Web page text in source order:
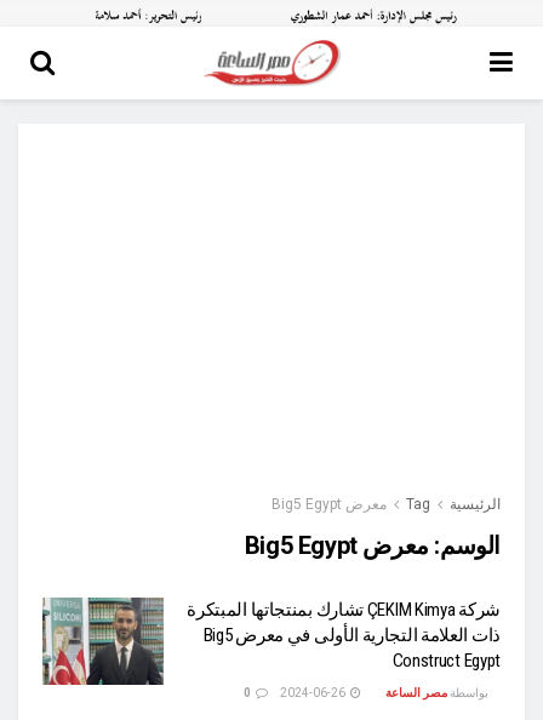
الرئيسية Tag معرض Big5 Egypt
الوسم: معرض Big5 Egypt
شركة ÇEKIM Kimya تشارك بمنتجاتها المبتكرة
ذات العلامة التجارية الأولى في معرض Big5
Construct Egypt
بواسطة مصر الساعة